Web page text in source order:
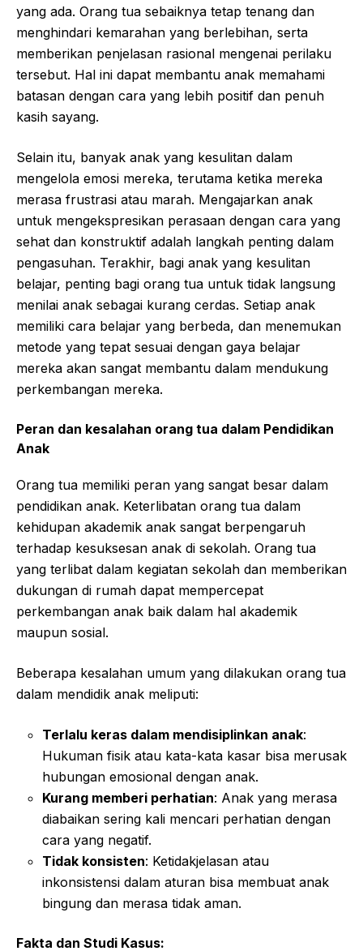
yang ada. Orang tua sebaiknya tetap tenang dan
menghindari kemarahan yang berlebihan, serta
memberikan penjelasan rasional mengenai perilaku
tersebut. Hal ini dapat membantu anak memahami
batasan dengan cara yang lebih positif dan penuh
kasih sayang.
Selain itu, banyak anak yang kesulitan dalam
mengelola emosi mereka, terutama ketika mereka
merasa frustrasi atau marah. Mengajarkan anak
untuk mengekspresikan perasaan dengan cara yang
sehat dan konstruktif adalah langkah penting dalam
pengasuhan. Terakhir, bagi anak yang kesulitan
belajar, penting bagi orang tua untuk tidak langsung
menilai anak sebagai kurang cerdas. Setiap anak
memiliki cara belajar yang berbeda, dan menemukan
metode yang tepat sesuai dengan gaya belajar
mereka akan sangat membantu dalam mendukung
perkembangan mereka.
Peran dan kesalahan orang tua dalam Pendidikan
Anak
Orang tua memiliki peran yang sangat besar dalam
pendidikan anak. Keterlibatan orang tua dalam
kehidupan akademik anak sangat berpengaruh
terhadap kesuksesan anak di sekolah. Orang tua
yang terlibat dalam kegiatan sekolah dan memberikan
dukungan di rumah dapat mempercepat
perkembangan anak baik dalam hal akademik
maupun sosial.
Beberapa kesalahan umum yang dilakukan orang tua
dalam mendidik anak meliputi:
Terlalu keras dalam mendisiplinkan anak:
Hukuman fisik atau kata-kata kasar bisa merusak
hubungan emosional dengan anak.
Kurang memberi perhatian: Anak yang merasa
diabaikan sering kali mencari perhatian dengan
cara yang negatif.
Tidak konsisten: Ketidakjelasan atau
inkonsistensi dalam aturan bisa membuat anak
bingung dan merasa tidak aman.
Fakta dan Studi Kasus: